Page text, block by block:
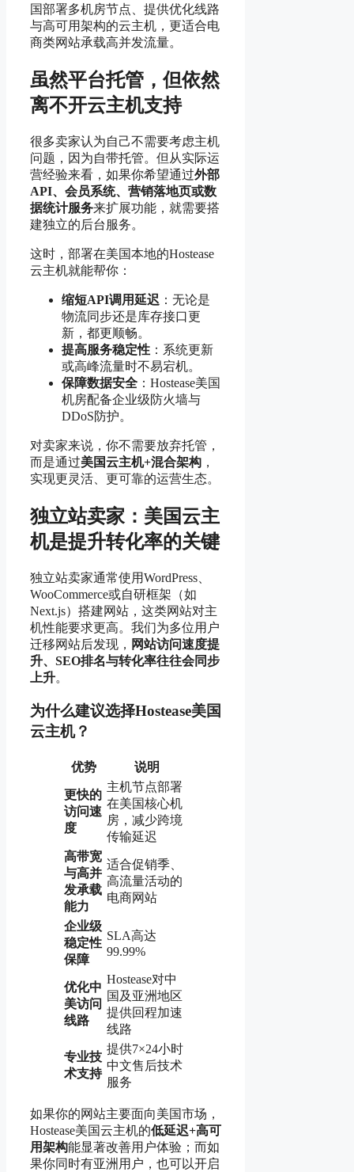
国部署多机房节点、提供优化线路
与高可用架构的云主机，更适合电
商类网站承载高并发流量。
虽然平台托管，但依然
离不开云主机支持
很多卖家认为自己不需要考虑主机
问题，因为自带托管。但从实际运
营经验来看，如果你希望通过外部
API、会员系统、营销落地页或数
据统计服务来扩展功能，就需要搭
建独立的后台服务。
这时，部署在美国本地的Hostease
云主机就能帮你：
缩短API调用延迟 ：无论是
物流同步还是库存接口更
新，都更顺畅。
提高服务稳定性 ：系统更新
或高峰流量时不易宕机。
保障数据安全 ：Hostease美国
机房配备企业级防火墙与
DDoS防护。
对卖家来说，你不需要放弃托管，
而是通过美国云主机+混合架构 ，
实现更灵活、更可靠的运营生态。
独立站卖家：美国云主
机是提升转化率的关键
独立站卖家通常使用WordPress、
WooCommerce或自研框架（如
Next.js）搭建网站，这类网站对主
机性能要求更高。我们为多位用户
迁移网站后发现， 网站访问速度提
升、SEO排名与转化率往往会同步
上升。
为什么建议选择Hostease美国
云主机？
优势 说明
更快的
访问速
度
主机节点部署
在美国核心机
房，减少跨境
传输延迟
高带宽
与高并
发承载
能力
适合促销季、
高流量活动的
电商网站
企业级
稳定性
保障
SLA高达
99.99%
优化中
美访问
线路
Hostease对中
国及亚洲地区
提供回程加速
线路
专业技
术支持
提供7×24小时
中文售后技术
服务
如果你的网站主要面向美国市场，
Hostease美国云主机的低延迟+高可
用架构能显著改善用户体验；而如
果你同时有亚洲用户，也可以开启